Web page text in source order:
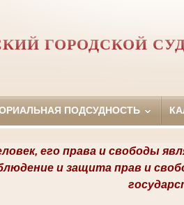
ГОРОДСКОЙ
ПОДСУДНОСТЬ
его права и свободы
и защита прав и